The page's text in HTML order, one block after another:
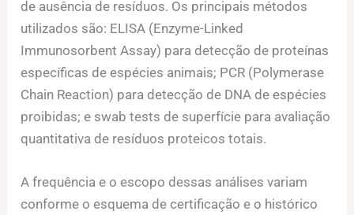
de ausência de resíduos. Os principais métodos
utilizados são: ELISA (Enzyme-Linked
Immunosorbent Assay) para detecção de proteínas
específicas de espécies animais; PCR (Polymerase
Chain Reaction) para detecção de DNA de espécies
proibidas; e swab tests de superfície para avaliação
quantitativa de resíduos proteicos totais.
A frequência e o escopo dessas análises variam
conforme o esquema de certificação e o histórico